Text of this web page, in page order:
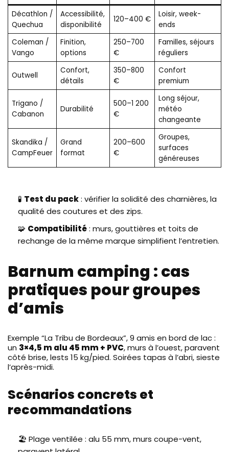
Décathlon /
Quechua
Accessibilité,
disponibilité
120–400 €
Loisir, week-
ends
Coleman /
Vango
Finition,
options
250–700
€
Familles, séjours
réguliers
Outwell
Confort,
détails
350–800
€
Confort
premium
Trigano /
Cabanon
Durabilité
500–1 200
€
Long séjour,
météo
changeante
Skandika /
CampFeuer
Grand
format
200–600
€
Groupes,
surfaces
généreuses
🧪 Test du pack: vérifier la solidité des charnières, la
qualité des coutures et des zips.
🧩 Compatibilité: murs, gouttières et toits de
rechange de la même marque simplifient l’entretien.
Barnum camping : cas
pratiques pour groupes
d’amis
Exemple “La Tribu de Bordeaux”, 9 amis en bord de lac :
un 3×4,5 m alu 45 mm + PVC, murs à l’ouest, paravent
côté brise, lests 15 kg/pied. Soirées tapas à l’abri, sieste
l’après-midi.
Scénarios concrets et
recommandations
🏖️ Plage ventilée : alu 55 mm, murs coupe-vent,